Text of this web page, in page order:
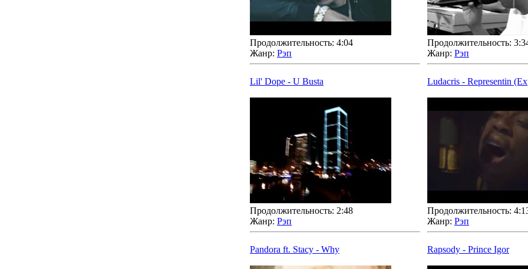
Продолжительность: 4:04
Жанр: Рэп
Продолжительность:
Жанр: Рэп
Lil' Dope - U Busta
Продолжительность: 2:48
Жанр: Рэп
Ludacris - Representin
Продолжительность:
Жанр: Рэп
Pandora ft. Stacy - Why Rapsody - Prince Igor